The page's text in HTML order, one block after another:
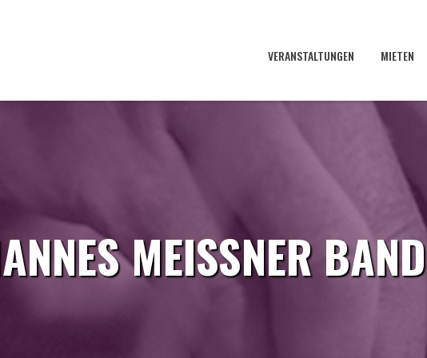
VERANSTALTUNGEN MIETEN
MEISSNER BAND